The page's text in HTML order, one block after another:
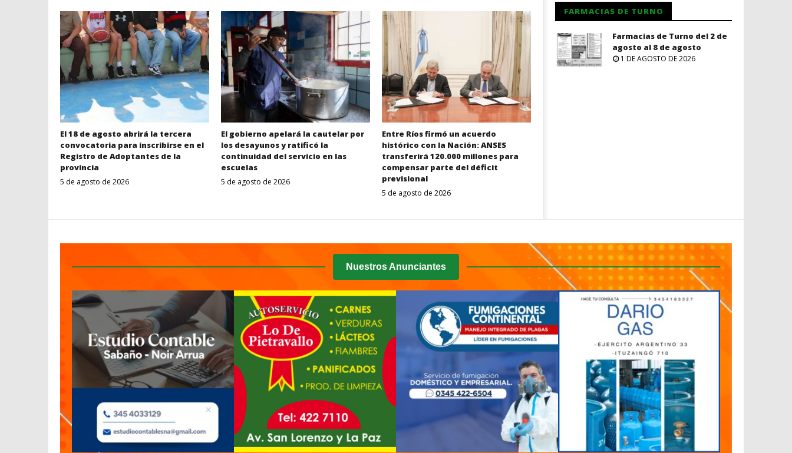
El 18 de agosto abrirá la tercera
convocatoria para inscribirse en el
Registro de Adoptantes de la
provincia
5 de agosto de 2026
El gobierno apelará la cautelar por
los desayunos y ratificó la
continuidad del servicio en las
escuelas
5 de agosto de 2026
Entre Ríos firmó un acuerdo
histórico con la Nación: ANSES
transferirá 120.000 millones para
compensar parte del déficit
previsional
5 de agosto de 2026
FARMACIAS DE TURNO
Farmacias de Turno del 2 de
agosto al 8 de agosto
1 DE AGOSTO DE 2026
Nuestros Anunciantes